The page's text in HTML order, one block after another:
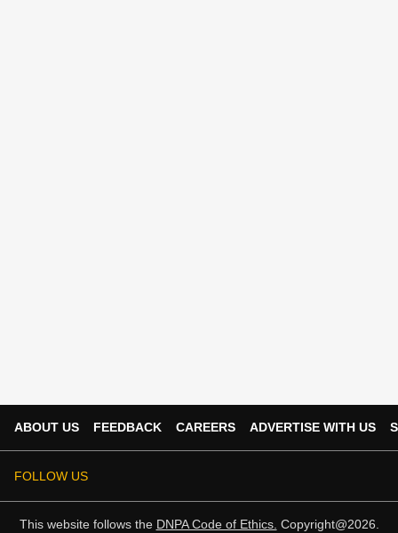
ABOUT US FEEDBACK CAREERS ADVERTISE WITH US
FOLLOW US
This website follows the DNPA Code of Ethics. Copyright@2026.